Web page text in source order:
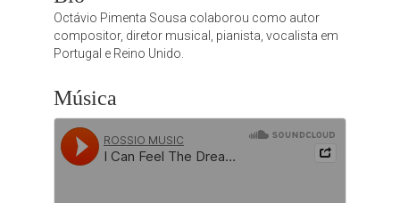
Octávio Pimenta Sousa colaborou como autor
compositor, diretor musical, pianista, vocalista em
Portugal e Reino Unido.
Música